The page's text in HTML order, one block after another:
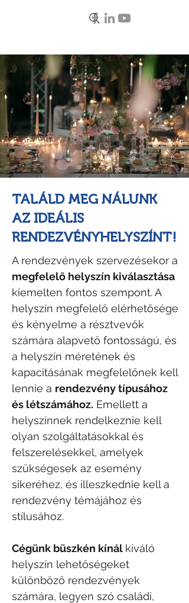
TALÁLD MEG NÁLUNK
AZ IDEÁLIS
RENDEZVÉNYHELYSZÍNT!
A rendezvények szervezésekor a
megfelelő helyszín kiválasztása
kiemelten fontos szempont. A
helyszín megfelelő elérhetősége
és kényelme a résztvevők
számára alapvető fontosságú, és
a helyszín méretének és
kapacitásának megfelelőnek kell
lennie a rendezvény típusához
és létszámához. Emellett a
helyszínnek rendelkeznie kell
olyan szolgáltatásokkal és
felszerelésekkel, amelyek
szükségesek az esemény
sikeréhez, és illeszkednie kell a
rendezvény témájához és
stílusához.
Cégünk büszkén kínál kiváló
helyszín lehetőségeket
különböző rendezvények
számára, legyen szó családi,